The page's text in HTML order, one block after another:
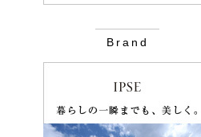
Brand